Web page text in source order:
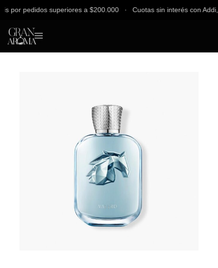
pedidos superiores a $200.000 ∙ Cuotas sin interés con Addi,